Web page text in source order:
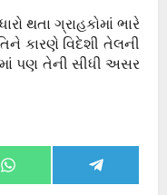
થતા ગ્રાહકોમાં ભારે
કારણે વિદેશી તેલની
પણ તેની સીધી અસર
Share
on
WhatsApp
Share
on